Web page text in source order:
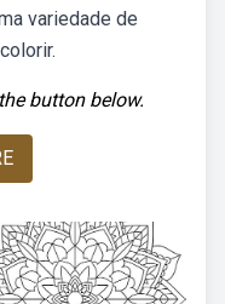
variedade de
button below.